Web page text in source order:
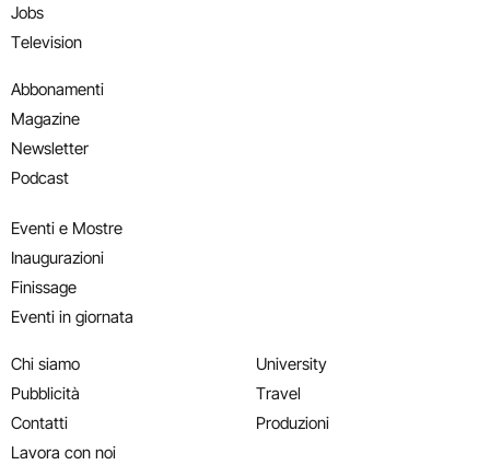
Jobs
Television
Abbonamenti
Magazine
Newsletter
Podcast
Eventi e Mostre
Inaugurazioni
Finissage
Eventi in giornata
Chi siamo
Pubblicità
Contatti
Lavora con noi
University
Travel
Produzioni